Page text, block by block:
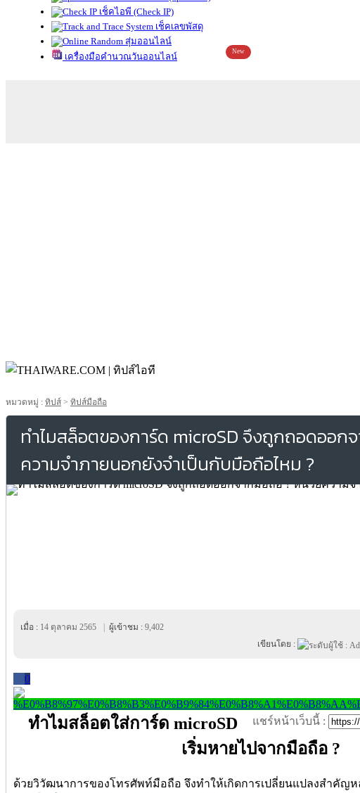
เช็คไอพี (Check IP)
เช็คเลขพัสดุ
สุ่มออนไลน์
เครื่องมือคำนวณวันออนไลน์
New
หมวดหมู่ : ทิปส์ > ทิปส์มือถือ
ทำไมสล็อตของการ์ด microSD จึงถูกถอดออก
ความจำภายนอกยังจำเป็นกับมือถือไหม ?
เมื่อ : 14 ตุลาคม 2565 ผู้เข้าชม : 9,402
เขียนโดย :
0
แชร์หน้าเว็บนี้ :
ทำไมสล็อตใส่การ์ด microSD
เริ่มหายไปจากมือถือ ?
ด้วยวิวัฒนาการของโทรศัพท์มือถือ จึงทำให้เกิดการเปลี่ยนแปลงสำคัญ